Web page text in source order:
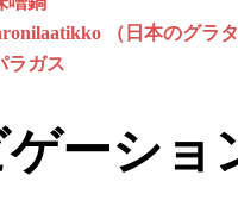
（日本のグラタ
ラガス
ーショ